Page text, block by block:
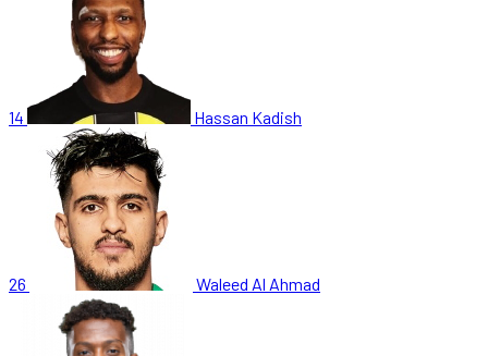
14 Hassan Kadish
26 Waleed Al Ahmad